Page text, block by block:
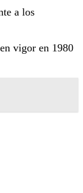
a los
vigor en 1980